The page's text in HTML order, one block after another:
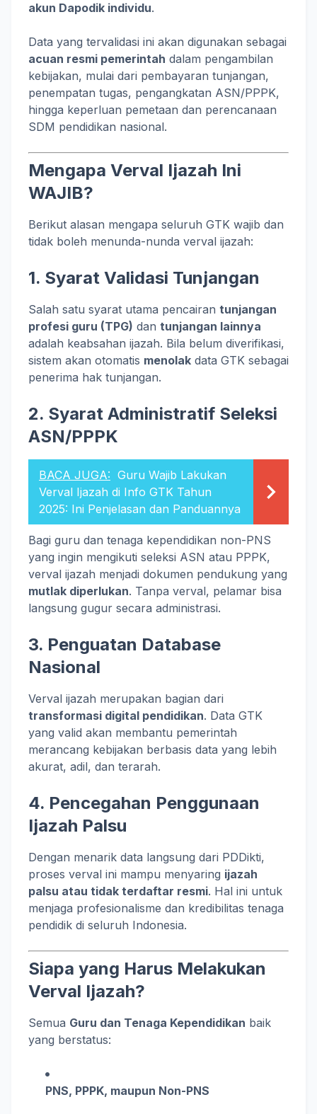
akun Dapodik individu.
Data yang tervalidasi ini akan digunakan sebagai
acuan resmi pemerintah dalam pengambilan
kebijakan, mulai dari pembayaran tunjangan,
penempatan tugas, pengangkatan ASN/PPPK,
hingga keperluan pemetaan dan perencanaan
SDM pendidikan nasional.
Mengapa Verval Ijazah Ini
WAJIB?
Berikut alasan mengapa seluruh GTK wajib dan
tidak boleh menunda-nunda verval ijazah:
1. Syarat Validasi Tunjangan
Salah satu syarat utama pencairan tunjangan
profesi guru (TPG) dan tunjangan lainnya
adalah keabsahan ijazah. Bila belum diverifikasi,
sistem akan otomatis menolak data GTK sebagai
penerima hak tunjangan.
2. Syarat Administratif Seleksi
ASN/PPPK
BACA JUGA: Guru Wajib Lakukan
Verval Ijazah di Info GTK Tahun
2025: Ini Penjelasan dan Panduannya
Bagi guru dan tenaga kependidikan non-PNS
yang ingin mengikuti seleksi ASN atau PPPK,
verval ijazah menjadi dokumen pendukung yang
mutlak diperlukan. Tanpa verval, pelamar bisa
langsung gugur secara administrasi.
3. Penguatan Database
Nasional
Verval ijazah merupakan bagian dari
transformasi digital pendidikan. Data GTK
yang valid akan membantu pemerintah
merancang kebijakan berbasis data yang lebih
akurat, adil, dan terarah.
4. Pencegahan Penggunaan
Ijazah Palsu
Dengan menarik data langsung dari PDDikti,
proses verval ini mampu menyaring ijazah
palsu atau tidak terdaftar resmi. Hal ini untuk
menjaga profesionalisme dan kredibilitas tenaga
pendidik di seluruh Indonesia.
Siapa yang Harus Melakukan
Verval Ijazah?
Semua Guru dan Tenaga Kependidikan baik
yang berstatus:
PNS, PPPK, maupun Non-PNS